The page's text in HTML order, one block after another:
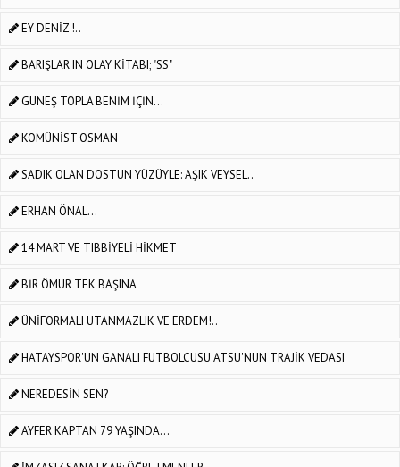
EY DENİZ !..
BARIŞLAR'IN OLAY KİTABI; "SS"
GÜNEŞ TOPLA BENİM İÇİN…
KOMÜNİST OSMAN
SADIK OLAN DOSTUN YÜZÜYLE: AŞIK VEYSEL..
ERHAN ÖNAL...
14 MART VE TIBBİYELİ HİKMET
BİR ÖMÜR TEK BAŞINA
ÜNİFORMALI UTANMAZLIK VE ERDEM!..
HATAYSPOR'UN GANALI FUTBOLCUSU ATSU'NUN TRAJİK VEDASI
NEREDESİN SEN?
AYFER KAPTAN 79 YAŞINDA...